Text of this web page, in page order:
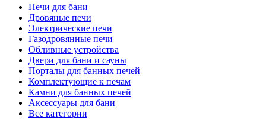
Печи для бани
Дровяные печи
Электрические печи
Газодровянные печи
Обливные устройства
Двери для бани и сауны
Порталы для банных печей
Комплектующие к печам
Камни для банных печей
Аксессуары для бани
Все категории